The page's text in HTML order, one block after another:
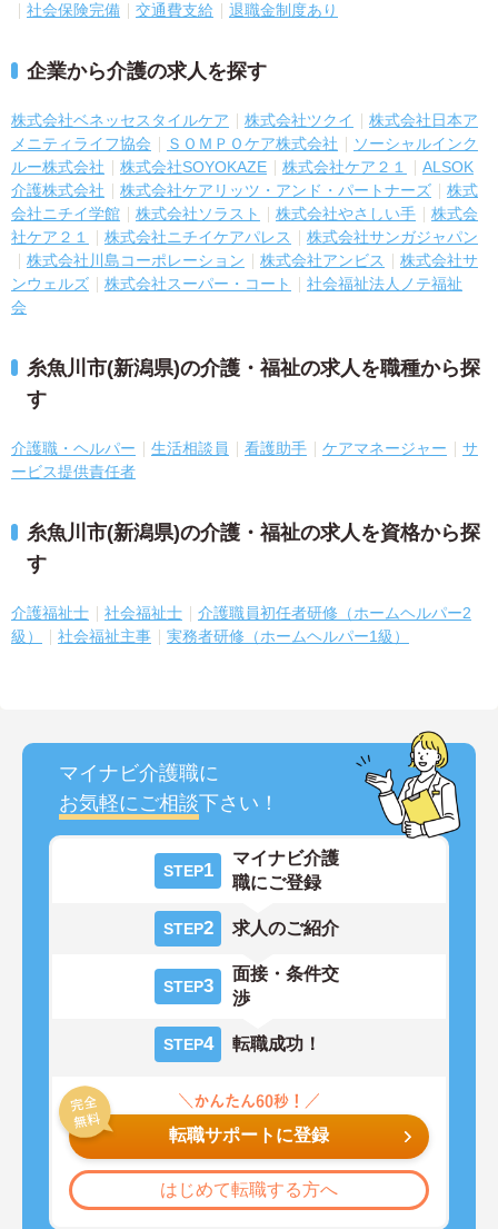
社会保険完備
交通費支給 退職金制度あり
企業から介護の求人を探す
株式会社ベネッセスタイルケア 株式会社ツクイ
株式会社日本ア
メニティライフ協会
ＳＯＭＰＯケア株式会社
ソーシャルインク
ルー株式会社
株式会社SOYOKAZE 株式会社ケア２１
ALSOK
介護株式会社
株式会社ケアリッツ・アンド・パートナーズ
株式
会社ニチイ学館
株式会社ソラスト 株式会社やさしい手
株式会
社ケア２１
株式会社ニチイケアパレス
株式会社サンガジャパン
株式会社川島コーポレーション
株式会社アンビス
株式会社サ
ンウェルズ
株式会社スーパー・コート
社会福祉法人ノテ福祉
会
糸魚川市(新潟県)の介護・福祉の求人を職種から探
す
介護職・ヘルパー 生活相談員 看護助手 ケアマネージャー
サ
ービス提供責任者
糸魚川市(新潟県)の介護・福祉の求人を資格から探
す
介護福祉士 社会福祉士
介護職員初任者研修（ホームヘルパー2
級）
社会福祉主事 実務者研修（ホームヘルパー1級）
マイナビ介護職に
お気軽にご相談下さい！
STEP1
マイナビ介護
職にご登録
STEP2 求人のご紹介
STEP3
面接・条件交
渉
STEP4 転職成功！
転職サポートに登録
はじめて転職する方へ